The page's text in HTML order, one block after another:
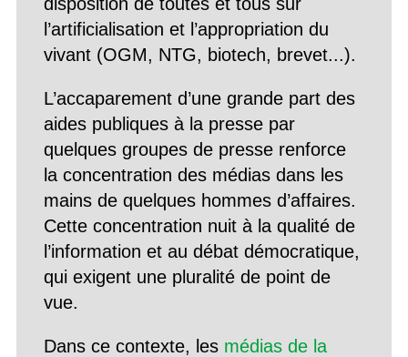
l’artificialisation et l’appropriation du
vivant (OGM, NTG, biotech, brevet...).
L’accaparement d’une grande part des
aides publiques à la presse par
quelques groupes de presse renforce
la concentration des médias dans les
mains de quelques hommes d’affaires.
Cette concentration nuit à la qualité de
l’information et au débat démocratique,
qui exigent une pluralité de point de
vue.
Dans ce contexte, les médias de la